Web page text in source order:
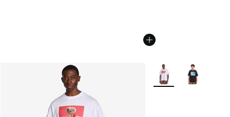
Weitere Farben